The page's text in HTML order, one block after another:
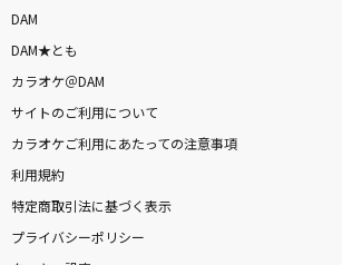
DAM
DAM★とも
カラオケ＠DAM
サイトのご利用について
カラオケご利用にあたっての注意事項
利用規約
特定商取引法に基づく表示
プライバシーポリシー